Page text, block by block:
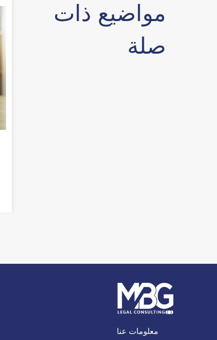
مواضيع ذات
صلة
معلومات عنا